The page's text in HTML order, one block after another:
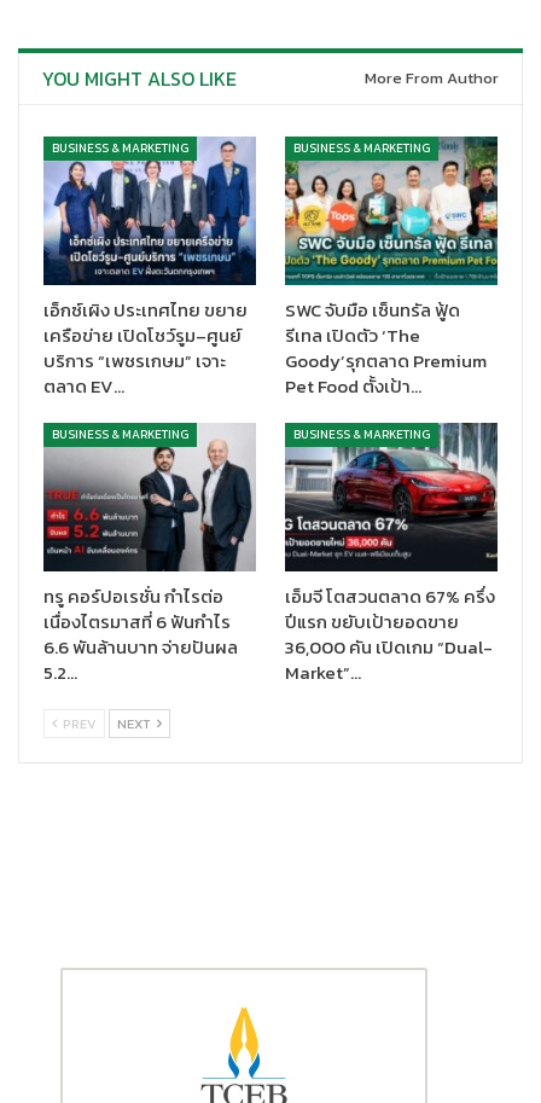
ผลิตภัณฑ์ที่มีคุณภาพแบบเยอรมัน ทำให้เฮเฟเล่เป็นที่ไว้วางใจในกลุ่ม
เราเริ่มต้นจากอุปกรณ์ฮาร์ดแวร์เฟอร์นิเจอร์ แล้วขยายไปสู่อุปกรณ์
ฮาร์ดแวร์ประตู จนเป็นที่ยอมรับและได้นำไปใช้งานภายในกลุ่มอาคาร
ระดับพรีเมี่ยมของประเทศไทย เฮเฟเล่ยังมีผลิตภัณฑ์ เครื่องใช้ไฟฟ้า
ในครัวเรือน สุขภัณฑ์และอุปกรณ์ในห้องน้ำ ประตูล็อคดิจิทัล รวมถึง
ระบบไฟส่องสว่าง ซึ่งกลุ่มผลิตภัณฑ์ที่หลากหลายนี้ทำให้เราสามารถ
สนับสนุนลูกค้าและพันธมิตรทางธุรกิจ จากการส่งมอบโซลูชั่นที่
สร้างสรรค์และมีคุณภาพสูงตลอดมา
คุณเสาวนีย์ เสริมศุภกรวงศ์
Deputy Sales Director บริษัท เฮเฟเล่
หลากหลายประเภท ตั้งแต่สถาปนิก นักออกแบบ นักพัฒนา เจ้าของ
โครงการ ผู้รับเหมา ตลาดค้าปลีกและอีคอมเมิร์ซ รวมถึงเจ้าของบ้าน
ในขณะที่อุตสาหกรรมอสังหาริมทรัพย์มีการเปลี่ยนแปลงอย่าง
รวดเร็วในช่วงหลายปีที่ผ่านมา จากการระบาดของโควิด 19 การมุ่งเน้น
ให้ความสำคัญกับลูกค้าอย่างเข้มข้น ด้วยผลิตภัณฑ์ทั้ง 6 หมวดหมู่ชั้น
นำในอุตสาหกรรม ช่วยให้เกิดการเติบโตอย่างต่อเนื่อง“เรามองเห็นว่า
ลูกค้าและเจ้าของบ้านให้ความสำคัญกับอุปกรณ์ฮาร์ดแวร์คุณภาพสูง
มากขึ้นสำหรับสภาพแวดล้อมในการใช้ชีวิต การทำงาน และการพักผ่อน
และเชื่อว่า เฮเฟเล่ ประเทศไทย จะยังคงเป็นตัวเลือกอันดับแรกของ
Häfele Design Studios
นวัตกรรม ด้วยการนำเทคโนโลยีดิจิทัลมาปรับใช้ ขยายกลุ่มผลิตภัณฑ์
ใหม่ให้แก่อุตสาหกรรมฮาร์ดแวร์ในประเทศไทยได้”
YOU MIGHT ALSO LIKE More From Author
BUSINESS & MARKETING
เอ็กซ์เผิง ประเทศไทย ขยาย
เครือข่าย เปิดโชว์รูม–ศูนย์
บริการ “เพชรเกษม” เจาะ
ตลาด EV…
BUSINESS & MARKETING
SWC จับมือ เซ็นทรัล ฟู้ด
รีเทล เปิดตัว ‘The
Goody’รุกตลาด Premium
Pet Food ตั้งเป้า…
BUSINESS & MARKETING
ทรู คอร์ปอเรชั่น กำไรต่อ
เนื่องไตรมาสที่ 6 ฟันกำไร
6.6 พันล้านบาท จ่ายปันผล
5.2…
BUSINESS & MARKETING
เอ็มจี โตสวนตลาด 67% ครึ่ง
ปีแรก ขยับเป้ายอดขาย
36,000 คัน เปิดเกม “Dual-
Market”…
PREV NEXT